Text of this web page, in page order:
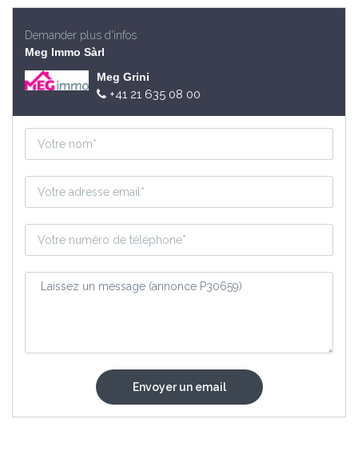
Demander plus d'infos
Meg Immo Sàrl
Meg Grini
+41 21 635 08 00